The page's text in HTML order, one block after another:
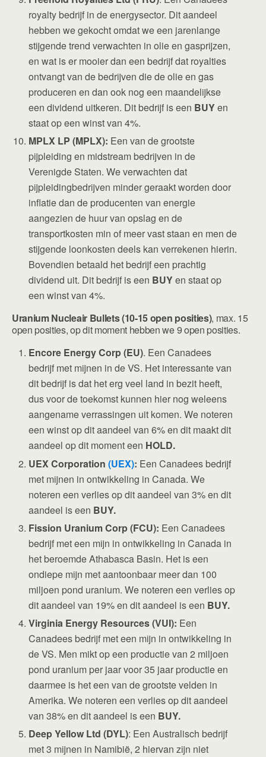
royalty bedrijf in de energysector. Dit aandeel
hebben we gekocht omdat we een jarenlange
stijgende trend verwachten in olie en gasprijzen,
en wat is er mooier dan een bedrijf dat royalties
ontvangt van de bedrijven die de olie en gas
produceren en dan ook nog een maandelijkse
een dividend uitkeren. Dit bedrijf is een BUYen
staat op een winst van 4%.
MPLX LP (MPLX): Een van de grootste
pijpleiding en midstream bedrijven in de
Verenigde Staten. We verwachten dat
pijpleidingbedrijven minder geraakt worden door
inflatie dan de producenten van energie
aangezien de huur van opslag en de
transportkosten min of meer vast staan en men de
stijgende loonkosten deels kan verrekenen hierin.
Bovendien betaald het bedrijf een prachtig
dividend uit. Dit bedrijf is een BUYen staat op
een winst van 4%.
Uranium Nucleair Bullets (10-15 open posities), max. 15
open posities, op dit moment hebben we 9 open posities.
Encore Energy Corp (EU). Een Canadees
bedrijf met mijnen in de VS. Het interessante van
dit bedrijf is dat het erg veel land in bezit heeft,
dus voor de toekomst kunnen hier nog weleens
aangename verrassingen uit komen. We noteren
een winst op dit aandeel van 6% en dit maakt dit
aandeel op dit moment een HOLD.
UEX Corporation(UEX): Een Canadees bedrijf
met mijnen in ontwikkeling in Canada. We
noteren een verlies op dit aandeel van 3% en dit
aandeel is een BUY.
Fission Uranium Corp (FCU): Een Canadees
bedrijf met een mijn in ontwikkeling in Canada in
het beroemde Athabasca Basin. Het is een
ondiepe mijn met aantoonbaar meer dan 100
miljoen pond uranium. We noteren een verlies op
dit aandeel van 19% en dit aandeel is een BUY.
Virginia Energy Resources (VUI): Een
Canadees bedrijf met een mijn in ontwikkeling in
de VS. Men mikt op een productie van 2 miljoen
pond uranium per jaar voor 35 jaar productie en
daarmee is het een van de grootste velden in
Amerika. We noteren een verlies op dit aandeel
van 38% en dit aandeel is een BUY.
Deep Yellow Ltd (DYL): Een Australisch bedrijf
met 3 mijnen in Namibië, 2 hiervan zijn niet